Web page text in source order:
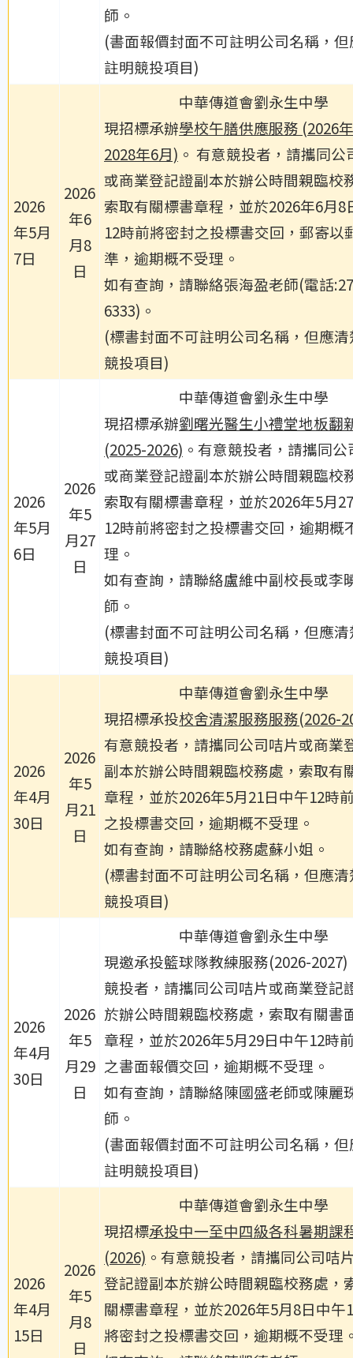
師。
(書面報價封面不可註明公司名稱，
註明競投項目)
2026
年5月
7日
2026
年6
月8
日
中華傳道會劉永生中學
現招標承辦學校午膳供應服務 (2026
2028年6月) 。 有意競投者，請攜同公
或商業登記證副本於辦公時間親臨校
索取有關標書章程，並於2026年6月8
12時前將密封之投標書交回，郵寄以
準，逾期概不受理。
如有查詢，請聯絡張海盈老師(電話
6333)。
(標書封面不可註明公司名稱，但應
競投項目)
2026
年5月
6日
2026
年5
月27
日
中華傳道會劉永生中學
現招標承辦劉曙光醫生小禮堂地板翻
(2025-2026) 。有意競投者，請攜同
或商業登記證副本於辦公時間親臨校
索取有關標書章程，並於2026年5月
12時前將密封之投標書交回，逾期概
理。
如有查詢，請聯絡盧維中副校長或李
師。
(標書封面不可註明公司名稱，但應
競投項目)
2026
年4月
30日
2026
年5
月21
日
中華傳道會劉永生中學
現招標承投校舍清潔服務服務(2026-
有意競投者，請攜同公司咭片或商業
副本於辦公時間親臨校務處，索取有
章程，並於2026年5月21日中午12時
之投標書交回，逾期概不受理。
如有查詢，請聯絡校務處蘇小姐。
(標書封面不可註明公司名稱，但應
競投項目)
2026
年4月
30日
2026
年5
月29
日
中華傳道會劉永生中學
現邀承投籃球隊教練服務(2026-2027)
競投者，請攜同公司咭片或商業登記
於辦公時間親臨校務處，索取有關書
章程，並於2026年5月29日中午12時
之書面報價交回，逾期概不受理。
如有查詢，請聯絡陳國盛老師或陳麗
師。
(書面報價封面不可註明公司名稱，
註明競投項目)
2026
年4月
15日
2026
年5
月8
日
中華傳道會劉永生中學
現招標承投中一至中四級各科暑期課
(2026) 。有意競投者，請攜同公司咭
登記證副本於辦公時間親臨校務處，
關標書章程，並於2026年5月8日中午
將密封之投標書交回，逾期概不受理